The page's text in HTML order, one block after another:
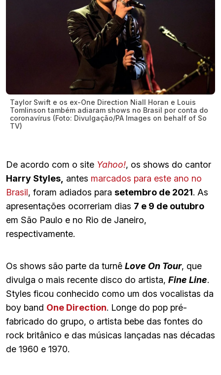
Taylor Swift e os ex-One Direction Niall Horan e Louis
Tomlinson também adiaram shows no Brasil por conta do
coronavírus (Foto: Divulgação/PA Images on behalf of So
TV)
De acordo com o site Yahoo!, os shows do cantor
Harry Styles, antes marcados para este ano no
Brasil, foram adiados para setembro de 2021. As
apresentações ocorreriam dias 7 e 9 de outubro
em São Paulo e no Rio de Janeiro,
respectivamente.
Os shows são parte da turnê Love On Tour, que
divulga o mais recente disco do artista, Fine Line.
Styles ficou conhecido como um dos vocalistas da
boy band One Direction. Longe do pop pré-
fabricado do grupo, o artista bebe das fontes do
rock britânico e das músicas lançadas nas décadas
de 1960 e 1970.